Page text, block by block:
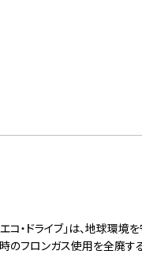
コ・ドライブ」は、地球環
のフロンガス使用を全廃す